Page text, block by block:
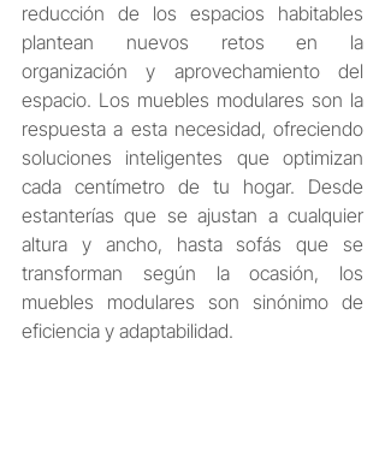
reducción de los espacios habitables
plantean nuevos retos en la
organización y aprovechamiento del
espacio. Los muebles modulares son la
respuesta a esta necesidad, ofreciendo
soluciones inteligentes que optimizan
cada centímetro de tu hogar. Desde
estanterías que se ajustan a cualquier
altura y ancho, hasta sofás que se
transforman según la ocasión, los
muebles modulares son sinónimo de
eficiencia y adaptabilidad.